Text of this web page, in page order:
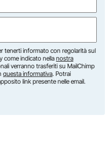
tenerti informato con regolarità sul
come indicato nella nostra
verranno trasferiti su MailChimp
questa informativa. Potrai
link presente nelle email.